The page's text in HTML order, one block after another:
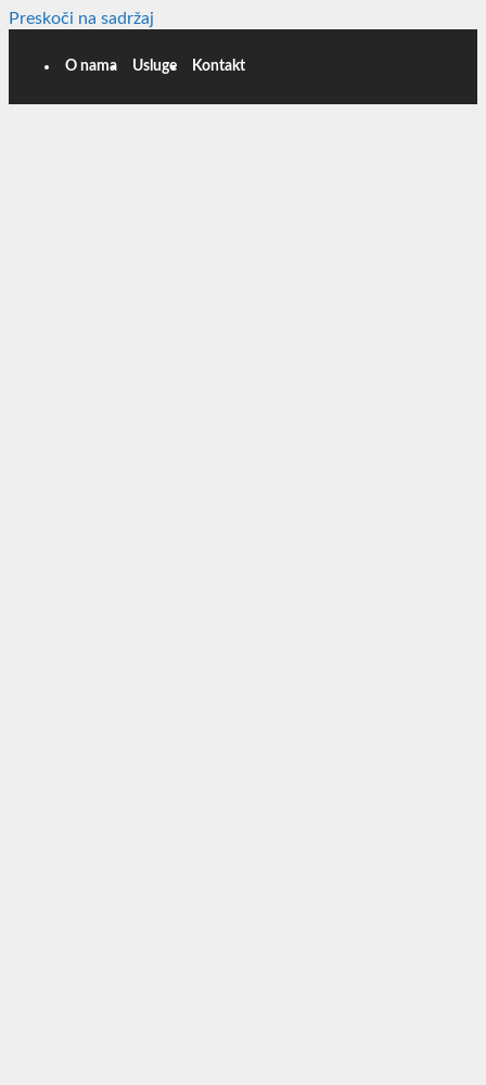
Preskoči na sadržaj
O nama Usluge Kontakt